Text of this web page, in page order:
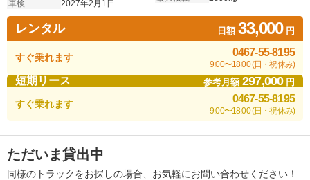
車検
2027年2月1日
レンタル 日額33,000円
すぐ乗れます 0467-55-8195
9:00〜18:00 (日・祝休み)
短期リース 参考月額297,000円
すぐ乗れます 0467-55-8195
9:00〜18:00 (日・祝休み)
ただいま貸出中
同様のトラックをお探しの場合、お気軽にお問い合わせください！